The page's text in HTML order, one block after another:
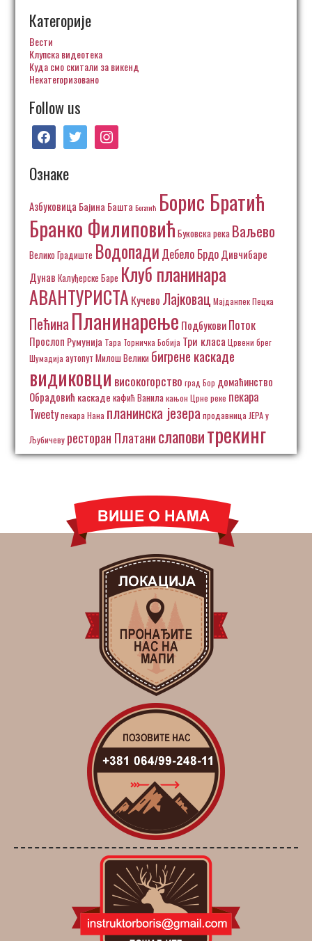
Категорије
Вести
Клупска видеотека
Куда смо скитали за викенд
Некатегоризовано
Follow us
facebooktwitter instagram
Ознаке
Азбуковица Бајина Башта Богатић Борис Братић
Бранко Филиповић Буковска река Ваљево
Велико Градиште Водопади Дебело БрдоДивчибаре
Дунав Калуђерске Баре Клуб планинара
АВАНТУРИСТА Кучево Лајковац Мајданпек Пецка
Пећина Планинарење ПодбуковиПоток
Прослоп Румунија Тара Торничка Бобија Три класа Црвени брег
Шумадија аутопут Милош Велики бигрене каскаде
видиковци високогорство град Бор домаћинство
Обрадовић каскаде кафић Ванила кањон Црне реке пекара
Tweetyпекара Нана планинска језера продавница ЈЕРА у
Љубичеву ресторан Платанислаповитрекинг